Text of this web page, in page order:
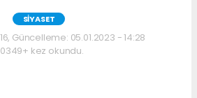
SİYASET
Güncelleme: 05.01.2023 - 14:28
kez okundu.